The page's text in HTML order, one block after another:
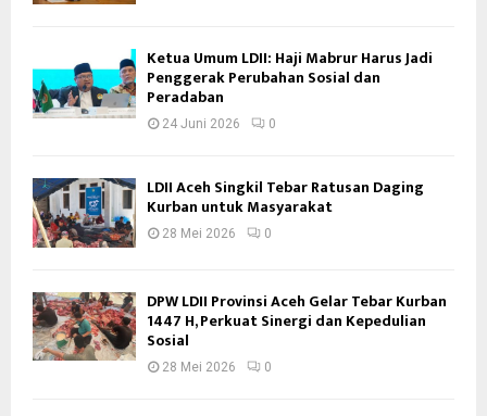
Ketua Umum LDII: Haji Mabrur Harus Jadi
Penggerak Perubahan Sosial dan
Peradaban
24 Juni 2026 0
LDII Aceh Singkil Tebar Ratusan Daging
Kurban untuk Masyarakat
28 Mei 2026 0
DPW LDII Provinsi Aceh Gelar Tebar Kurban
1447 H, Perkuat Sinergi dan Kepedulian
Sosial
28 Mei 2026 0